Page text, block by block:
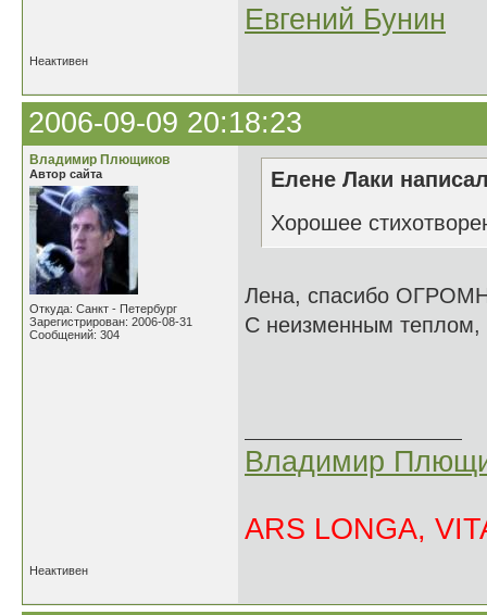
Евгений Бунин
Неактивен
2006-09-09 20:18:23
Владимир Плющиков
Автор сайта
Откуда: Санкт - Петербург
Зарегистрирован: 2006-08-31
Сообщений: 304
Елене Лаки
Хорошее
Лена, спасибо
С неизменным
Владимир
ARS LONGA,
Неактивен